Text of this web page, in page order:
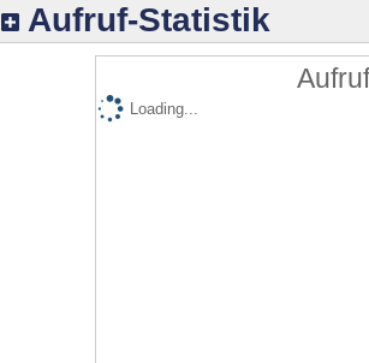
Aufruf-Statistik
Loading...